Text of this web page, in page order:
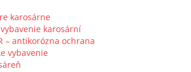
karosárne
vybavenie karosární
– antikorózna ochrana
vybavenie